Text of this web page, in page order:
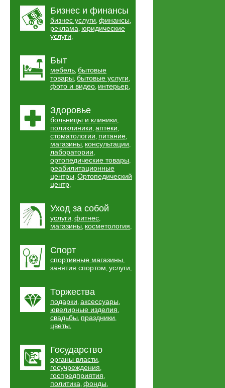
Бизнес и финансы
бизнес услуги, финансы,
реклама, юридические
услуги,
Быт
мебель, бытовые
товары, бытовые услуги,
фото и видео, интерьер,
Здоровье
больницы и клиники,
поликлиники, аптеки,
стоматологии, питание,
магазины, консультации,
лаборатории,
ортопедические товары,
реабилитационные
центры, Ортопедический
центр,
Уход за собой
услуги, фитнес,
магазины, косметология,
Спорт
спортивные магазины,
занятия спортом, услуги,
Торжества
подарки, аксессуары,
ювелирные изделия,
свадьбы, праздники,
цветы,
Государство
органы власти,
госучреждения,
госпредприятия,
политика, фонды,